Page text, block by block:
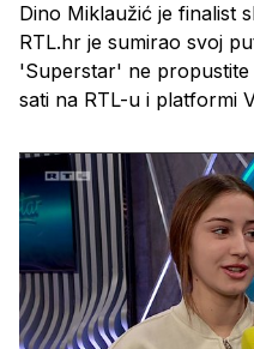
Dino Miklaužić je finalist
RTL.hr je sumirao svoj
'Superstar' ne propustite
sati na RTL-u i platformi